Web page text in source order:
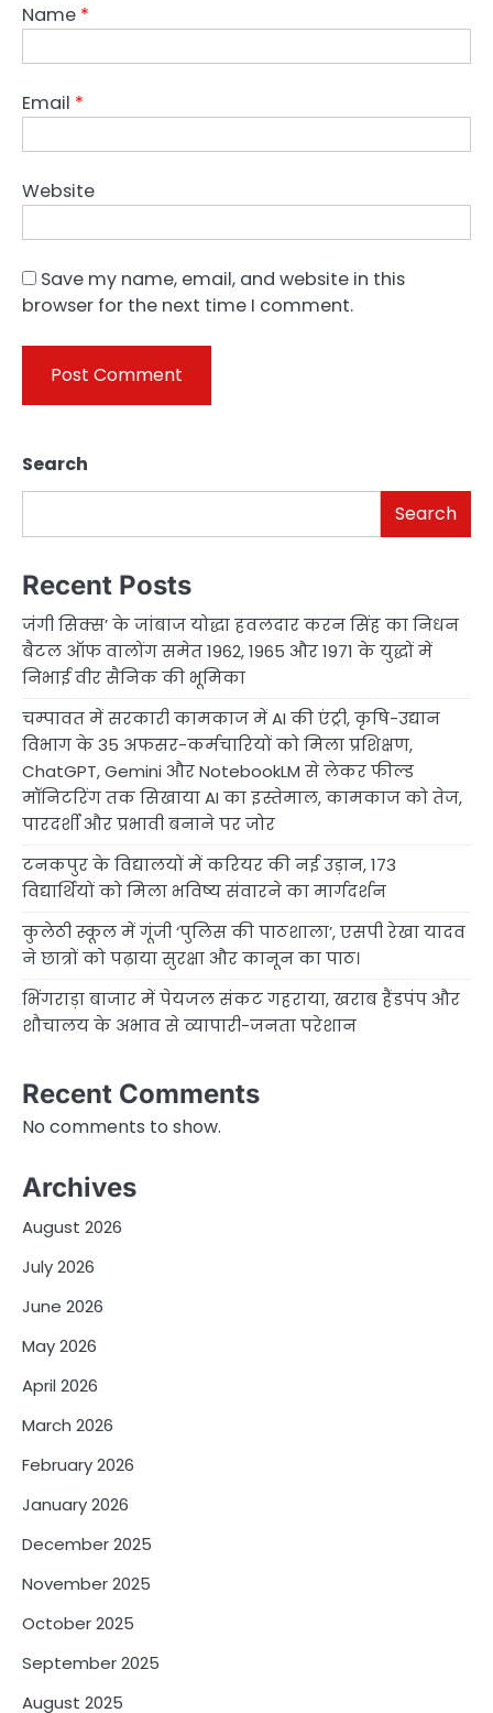
Name *
Email *
Website
Save my name, email, and website in this
browser for the next time I comment.
Search
Search
Recent Posts
जंगी सिक्स’ के जांबाज योद्धा हवलदार करन सिंह का निधन
बैटल ऑफ वालोंग समेत 1962, 1965 और 1971 के युद्धों में
निभाई वीर सैनिक की भूमिका
चम्पावत में सरकारी कामकाज में AI की एंट्री, कृषि-उद्यान
विभाग के 35 अफसर-कर्मचारियों को मिला प्रशिक्षण,
ChatGPT, Gemini और NotebookLM से लेकर फील्ड
मॉनिटरिंग तक सिखाया AI का इस्तेमाल, कामकाज को तेज,
पारदर्शी और प्रभावी बनाने पर जोर
टनकपुर के विद्यालयों में करियर की नई उड़ान, 173
विद्यार्थियों को मिला भविष्य संवारने का मार्गदर्शन
कुलेठी स्कूल में गूंजी ‘पुलिस की पाठशाला’, एसपी रेखा यादव
ने छात्रों को पढ़ाया सुरक्षा और कानून का पाठ।
भिंगराड़ा बाजार में पेयजल संकट गहराया, खराब हैंडपंप और
शौचालय के अभाव से व्यापारी-जनता परेशान
Recent Comments
No comments to show.
Archives
August 2026
July 2026
June 2026
May 2026
April 2026
March 2026
February 2026
January 2026
December 2025
November 2025
October 2025
September 2025
August 2025